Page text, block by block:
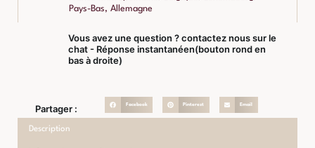
Pays-Bas, Allemagne
Vous avez une question ? contactez nous sur le
chat - Réponse instantanéen(bouton rond en
bas à droite)
Partager : Facebook Pinterest Email
Description